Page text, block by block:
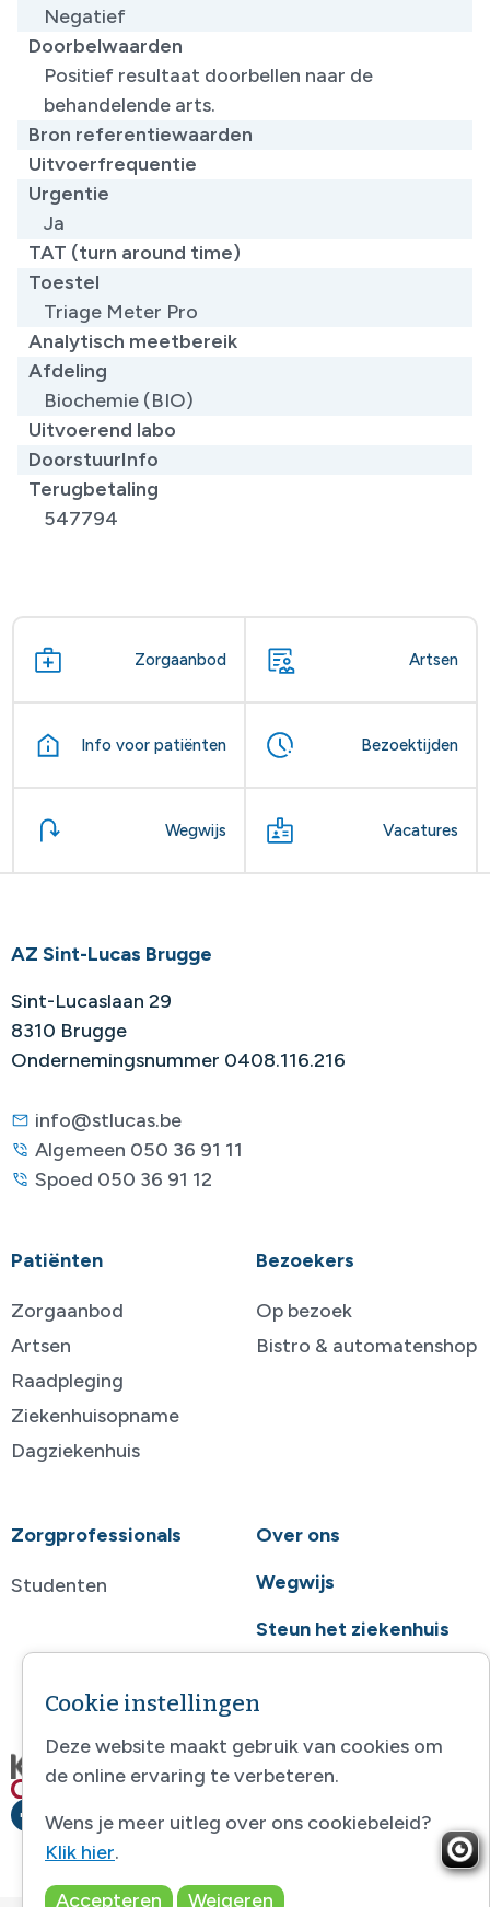
Negatief
Doorbelwaarden
Positief resultaat doorbellen naar de
behandelende arts.
Bron referentiewaarden
Uitvoerfrequentie
Urgentie
Ja
TAT (turn around time)
Toestel
Triage Meter Pro
Analytisch meetbereik
Afdeling
Biochemie (BIO)
Uitvoerend labo
DoorstuurInfo
Terugbetaling
547794
Zorgaanbod Artsen
Info voor patiënten Bezoektijden
Wegwijs Vacatures
AZ Sint-Lucas Brugge
Sint-Lucaslaan 29
8310 Brugge
Ondernemingsnummer 0408.116.216
info@stlucas.be
Algemeen 050 36 91 11
Spoed 050 36 91 12
Patiënten
Zorgaanbod
Artsen
Raadpleging
Ziekenhuisopname
Dagziekenhuis
Bezoekers
Op bezoek
Bistro & automatenshop
Zorgprofessionals
Studenten
Over ons
Wegwijs
Steun het ziekenhuis
Cookie instellingen
Deze website maakt gebruik van cookies om
de online ervaring te verbeteren.
Wens je meer uitleg over ons cookiebeleid?
Klik hier.
Accepteren
Weigeren